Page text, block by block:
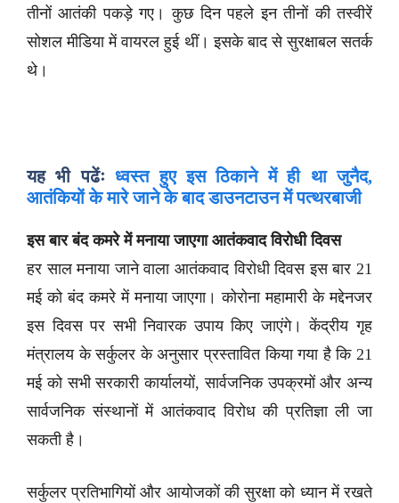
तीनों आतंकी पकड़े गए। कुछ दिन पहले इन तीनों की तस्वीरें
सोशल मीडिया में वायरल हुई थीं। इसके बाद से सुरक्षाबल सतर्क
थे।
यह भी पढेंःध्वस्त हुए इस ठिकाने में ही था जुनैद,
आतंकियों के मारे जाने के बाद डाउनटाउन में पत्थरबाजी
इस बार बंद कमरे में मनाया जाएगा आतंकवाद विरोधी दिवस
हर साल मनाया जाने वाला आतंकवाद विरोधी दिवस इस बार 21
मई को बंद कमरे में मनाया जाएगा। कोरोना महामारी के मद्देनजर
इस दिवस पर सभी निवारक उपाय किए जाएंगे। केंद्रीय गृह
मंत्रालय के सर्कुलर के अनुसार प्रस्तावित किया गया है कि 21
मई को सभी सरकारी कार्यालयों, सार्वजनिक उपक्रमों और अन्य
सार्वजनिक संस्थानों में आतंकवाद विरोध की प्रतिज्ञा ली जा
सकती है।
सर्कुलर प्रतिभागियों और आयोजकों की सुरक्षा को ध्यान में रखते